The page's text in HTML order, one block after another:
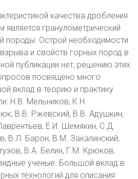
качества дробления
гранулометрический
породы. Острой необходимости
и свойств горных пород в
публикации нет, решению этих
посвящено много
вклад в теорию и практику
Н.В. Мельников, К.Н.
В.В. Ржевский, В.В. Адушкин,
Е.И. Шемякин, С.Д.
В.Л. Барон, В.М. Закалинский,
В.А. Белин, Г.М. Крюков,
ученые. Большой вклад в
технологий для описания